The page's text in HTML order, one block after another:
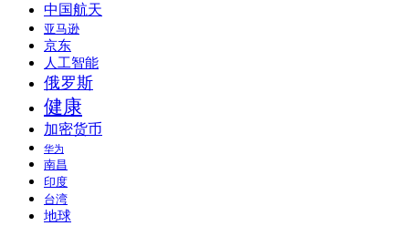
中国航天
亚马逊
京东
人工智能
俄罗斯
健康
加密货币
华为
南昌
印度
台湾
地球